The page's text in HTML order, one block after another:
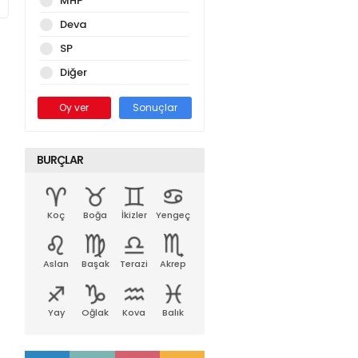
Deva
SP
Diğer
Oy ver Sonuçlar
BURÇLAR
Koç Boğa İkizler Yengeç
Aslan Başak Terazi Akrep
Yay Oğlak Kova Balık